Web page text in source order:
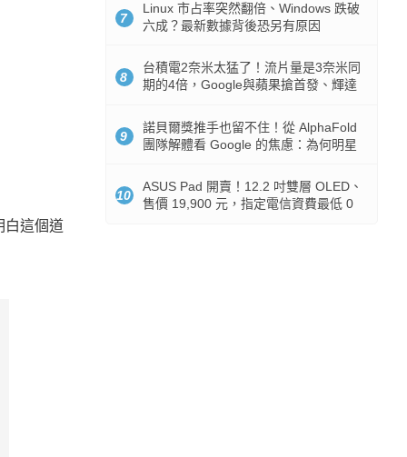
白這個道
7
Linux 市占率突然翻倍、Windows 跌破
六成？最新數據背後恐另有原因
8
台積電2奈米太猛了！流片量是3奈米同
期的4倍，Google與蘋果搶首發、輝達
9
諾貝爾獎推手也留不住！從 AlphaFold
團隊解體看 Google 的焦慮：為何明星
10
ASUS Pad 開賣！12.2 吋雙層 OLED、
售價 19,900 元，指定電信資費最低 0